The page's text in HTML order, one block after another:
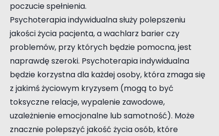
poczucie spełnienia.
Psychoterapia indywidualna służy polepszeniu
jakości życia pacjenta, a wachlarz barier czy
problemów, przy których będzie pomocna, jest
naprawdę szeroki. Psychoterapia indywidualna
będzie korzystna dla każdej osoby, która zmaga się
z jakimś życiowym kryzysem (mogą to być
toksyczne relacje, wypalenie zawodowe,
uzależnienie emocjonalne lub samotność). Może
znacznie polepszyć jakość życia osób, które